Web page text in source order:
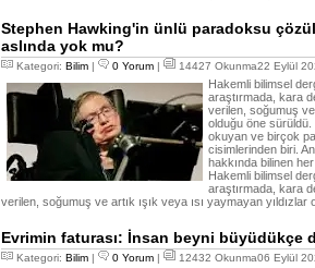
Stephen Hawking'in ünlü paradoksu
aslında yok mu?
Kategori: Bilim | 0 Yorum | 14427 Okunma22 Eylül
Hakemli bilimsel
araştırmada, kara
verilen, soğumuş ve
olduğu öne sürüldü.
okuyan ve birçok
cisimlerinden biri.
hakkında bilinen
Hakemli bilimsel
araştırmada, kara
verilen, soğumuş ve artık ışık veya ısı yaymayan
Evrimin faturası: İnsan beyni büyüdükçe
Kategori: Bilim | 0 Yorum | 12432 Okunma06 Eylül